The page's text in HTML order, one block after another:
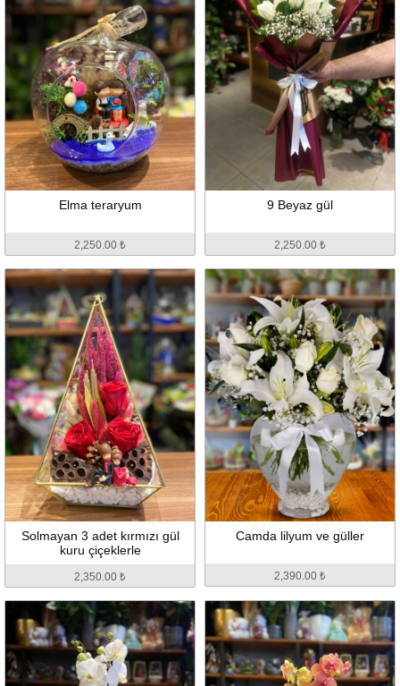
Elma teraryum
2,250.00 ₺
9 Beyaz gül
2,250.00 ₺
Solmayan 3 adet kırmızı gül
kuru çiçeklerle
2,350.00 ₺
Camda lilyum ve güller
2,390.00 ₺